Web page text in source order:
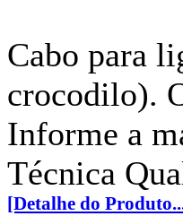
Cabo para
crocodilo).
Informe a
Técnica
[Detalhe do